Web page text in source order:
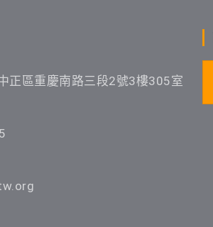
正區重慶南路三段2號3樓305室